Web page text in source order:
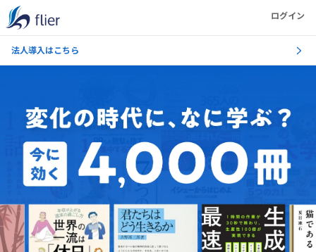
ログイン
法人導入はこちら